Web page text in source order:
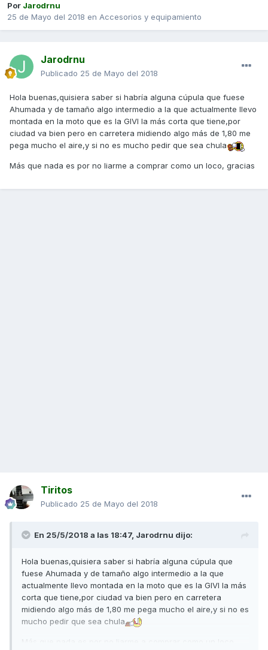
Por Jarodrnu
25 de Mayo del 2018 en Accesorios y equipamiento
Jarodrnu
Publicado 25 de Mayo del 2018
Hola buenas,quisiera saber si habría alguna cúpula que fuese
Ahumada y de tamaño algo intermedio a la que actualmente llevo
montada en la moto que es la GIVI la más corta que tiene,por
ciudad va bien pero en carretera midiendo algo más de 1,80 me
pega mucho el aire,y si no es mucho pedir que sea chula
Más que nada es por no liarme a comprar como un loco, gracias
Tiritos
Publicado 25 de Mayo del 2018
En 25/5/2018 a las 18:47, Jarodrnu dijo:
Hola buenas,quisiera saber si habría alguna cúpula que
fuese Ahumada y de tamaño algo intermedio a la que
actualmente llevo montada en la moto que es la GIVI la más
corta que tiene,por ciudad va bien pero en carretera
midiendo algo más de 1,80 me pega mucho el aire,y si no es
mucho pedir que sea chula